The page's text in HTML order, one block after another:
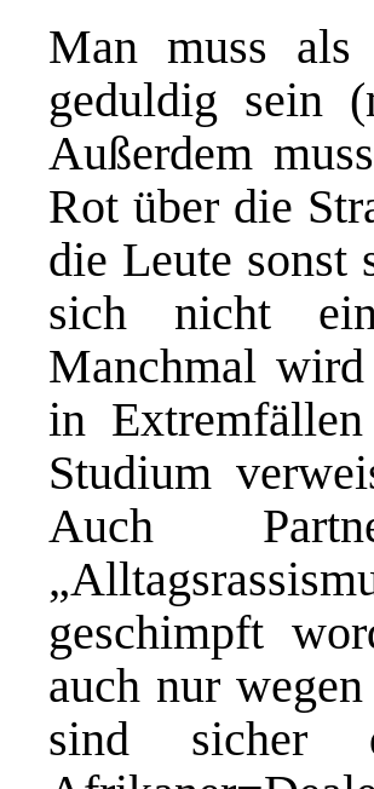
Man muss
geduldig sein
Außerdem
Rot über die
die Leute sonst
sich nicht
Manchmal
in
Studium
Auch
geschimpft
auch nur
sind sicher